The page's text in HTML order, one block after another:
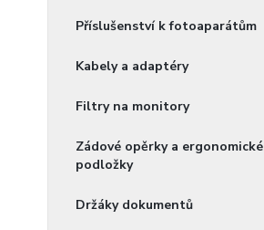
Příslušenství k fotoaparátům
Kabely a adaptéry
Filtry na monitory
Zádové opěrky a ergonomické
podložky
Držáky dokumentů